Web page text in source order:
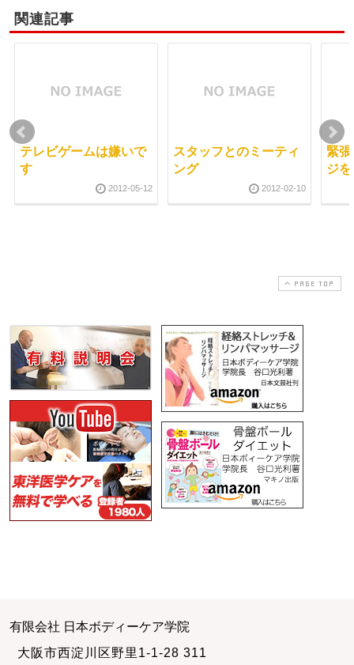
関連記事
テレビゲームは嫌いで
す
2012-05-12
スタッフとのミーティ
ング
2012-02-10
緊
ジ
PAGE TOP
有限会社 日本ボディーケア学院
大阪市西淀川区野里1-1-28 311